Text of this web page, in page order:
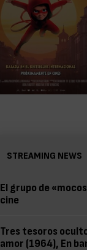
STREAMING NEWS
El grupo de
cine
Tres tesoros
amor (1964), En